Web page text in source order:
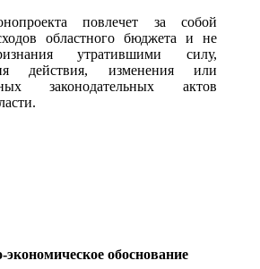
повлечет за собой
областного бюджета и не
утратившими силу,
действия, изменения или
законодательных актов
обоснование